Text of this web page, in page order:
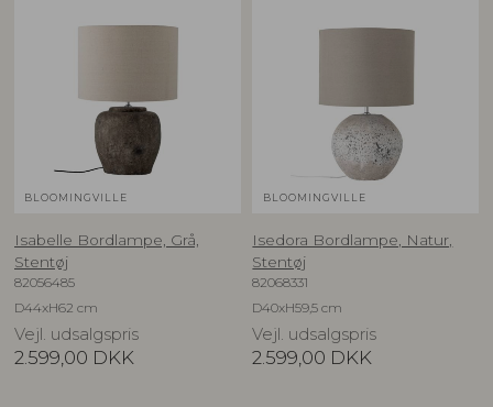
BLOOMINGVILLE
Isabelle Bordlampe, Grå,
Stentøj
82056485
D44xH62 cm
Vejl. udsalgspris
2.599,00 DKK
BLOOMINGVILLE
Isedora Bordlampe, Natur,
Stentøj
82068331
D40xH59,5 cm
Vejl. udsalgspris
2.599,00 DKK